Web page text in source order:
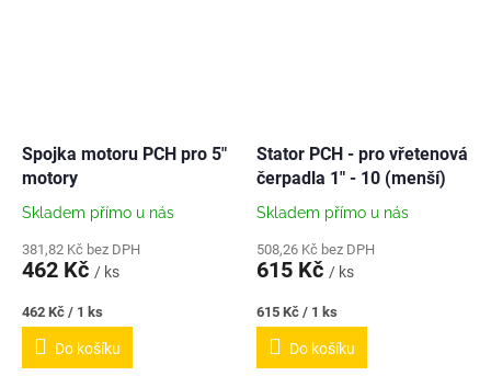
Spojka motoru PCH pro 5"
motory
Skladem přímo u nás
381,82 Kč bez DPH
462 Kč / ks
Měrná
cena:
462 Kč / 1 ks
Do košíku
Stator PCH - pro vřetenová
čerpadla 1" - 10 (menší)
Skladem přímo u nás
508,26 Kč bez DPH
615 Kč / ks
Měrná
cena:
615 Kč / 1 ks
Do košíku